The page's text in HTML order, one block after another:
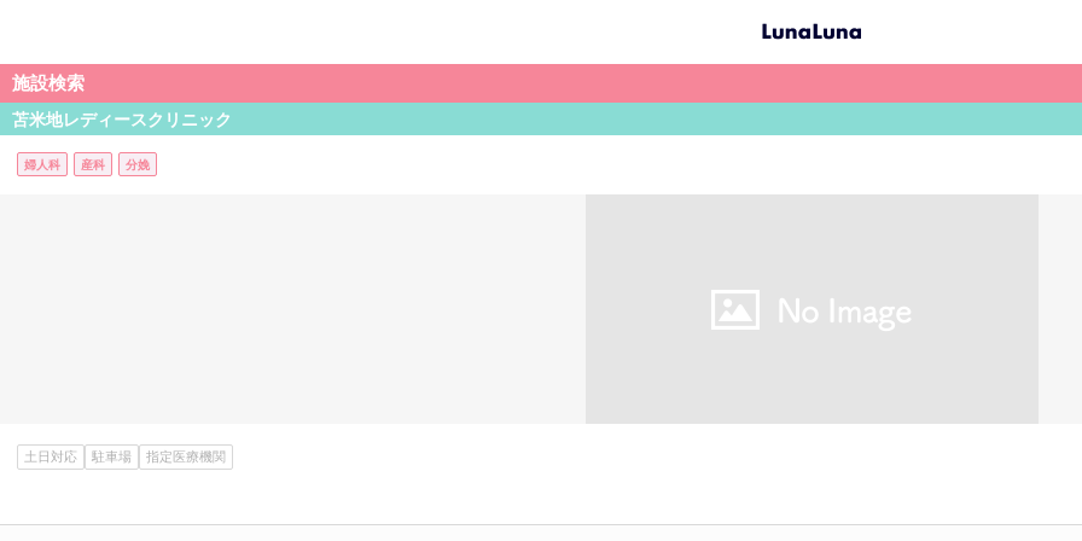
施設検索
苫米地レディースクリニック
婦人科 産科 分娩
土日対応 駐車場 指定医療機関